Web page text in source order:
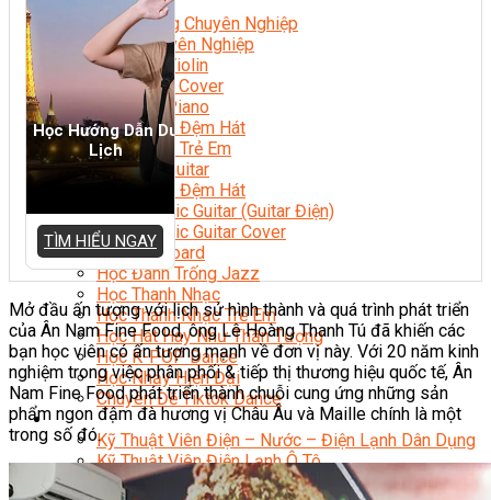
Nhạc Công Chuyên Nghiệp
Ca Sĩ Chuyên Nghiệp
Học Đàn Violin
Học Violin Cover
Học Đàn Piano
Học Piano Đệm Hát
Học Piano Trẻ Em
Học Đàn Guitar
Học Guitar Đệm Hát
Học Electric Guitar (Guitar Điện)
Học Electric Guitar Cover
Học Keyboard
Học Đánh Trống Jazz
Học Thanh Nhạc
Học Thanh Nhạc Trẻ Em
Học Hát Hay Như Thần Tượng
Học K-POP Dance
Học Nhảy Hiện Đại
Chuyên Đề Tiktok Dance
Kỹ Thuật – Công Nghệ
Kỹ Thuật Viên Điện – Nước – Điện Lạnh Dân Dụng
Kỹ Thuật Viên Điện Lạnh Ô Tô
Kỹ Thuật Viên Điện – Điện Tử Ô Tô Cơ Bản
Học Hướng Dẫn Du
Lịch
TÌM HIỂU NGAY
Mở đầu ấn tượng với lịch sử hình thành và quá trình phát triển
của Ân Nam Fine Food, ông Lê Hoàng Thanh Tú đã khiến các
bạn học viên có ấn tượng mạnh về đơn vị này. Với 20 năm kinh
nghiệm trong việc phân phối & tiếp thị thương hiệu quốc tế, Ân
Nam Fine Food phát triển thành chuỗi cung ứng những sản
phẩm ngon đậm đà hương vị Châu Âu và Maille chính là một
trong số đó.